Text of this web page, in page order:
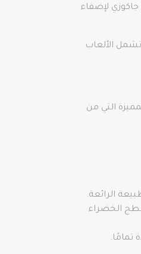
لإضفاء
الألعاب
التي من
الرائعة.
الخضراء
تمامًا.